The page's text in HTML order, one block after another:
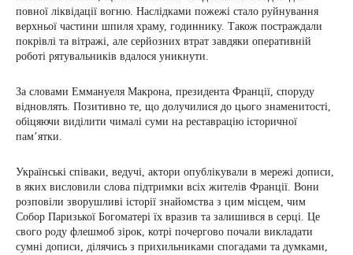
повної ліквідації вогню. Наслідками пожежі стало руйнування
верхньої частини шпиля храму, годиннику. Також постраждали
покрівлі та вітражі, але серйозних втрат завдяки оперативній
роботі рятувальників вдалося уникнути.
За словами Еммануеля Макрона, президента Франції, споруду
відновлять. Позитивно те, що долучилися до цього знаменитості,
обіцяючи виділити чималі суми на реставрацію історичної
пам’ятки.
Українські співаки, ведучі, актори опублікували в мережі дописи,
в яких висловили слова підтримки всіх жителів Франції. Вони
розповіли зворушливі історії знайомства з цим місцем, чим
Собор Паризької Богоматері їх вразив та залишився в серці. Це
свого роду флешмоб зірок, котрі почергово почали викладати
сумні дописи, ділячись з прихильниками спогадами та думками,